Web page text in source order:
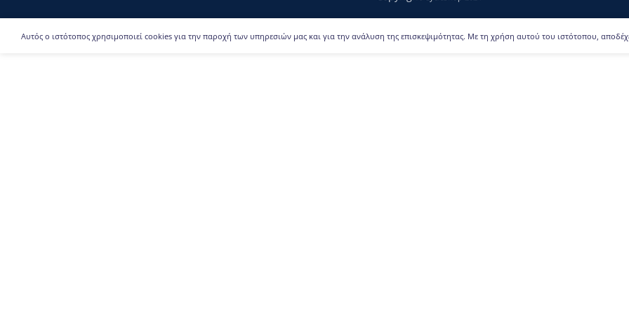
Αυτός ο ιστότοπος χρησιμοποιεί cookies για την παροχή των υπηρεσιών μας και για την ανάλυση της επισκεψιμότητας. Με τη χρήση αυτού του ιστότοπου,